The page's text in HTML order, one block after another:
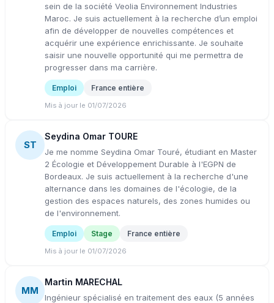
sein de la société Veolia Environnement Industries
Maroc. Je suis actuellement à la recherche d’un emploi
afin de développer de nouvelles compétences et
acquérir une expérience enrichissante. Je souhaite
saisir une nouvelle opportunité qui me permettra de
progresser dans ma carrière.
Emploi France entière
Mis à jour le 01/07/2026
ST
Seydina Omar TOURE
Je me nomme Seydina Omar Touré, étudiant en Master
2 Écologie et Développement Durable à l'EGPN de
Bordeaux. Je suis actuellement à la recherche d'une
alternance dans les domaines de l'écologie, de la
gestion des espaces naturels, des zones humides ou
de l'environnement.
Emploi Stage France entière
Mis à jour le 01/07/2026
MM
Martin MARECHAL
Ingénieur spécialisé en traitement des eaux (5 années